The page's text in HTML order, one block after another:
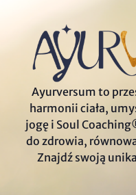
Ayurversum to
harmonii ciała,
jogę i Soul
do zdrowia,
Znajdź swoją